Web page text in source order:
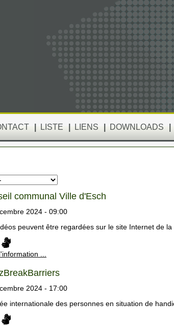
LISTE LIENS DOWNLOADS
communal Ville d'Esch
2024 - 09:00
peuvent être regardées sur le site Internet de la
...
2024 - 17:00
internationale des personnes en situation de